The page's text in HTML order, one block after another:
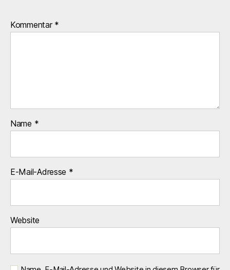
Kommentar *
Name *
E-Mail-Adresse *
Website